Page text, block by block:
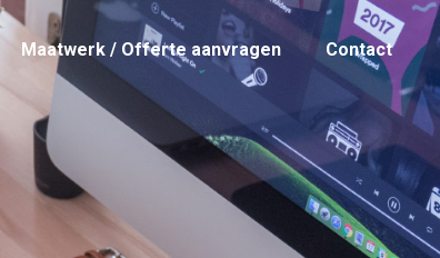
Maatwerk / Offerte aanvragen Contact